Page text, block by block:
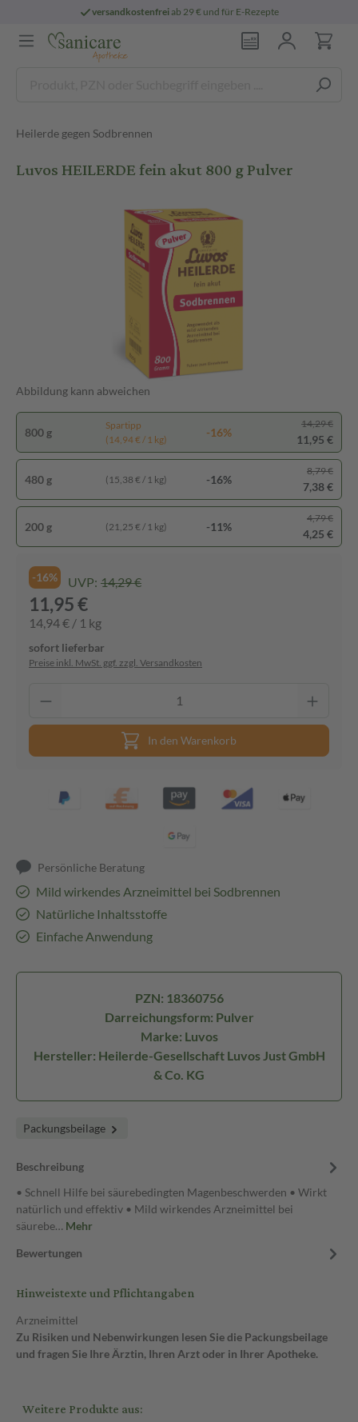
versandkostenfreiab 29 € und für E-Rezepte
Heilerde gegen Sodbrennen
Luvos HEILERDE fein akut 800 g Pulver
Abbildung kann abweichen
800 g
Spartipp
(14,94 € / 1 kg)
-16%
14,29 €
11,95 €
480 g (15,38 € / 1 kg) -16%
8,79 €
7,38 €
200 g (21,25 € / 1 kg) -11%
4,79 €
4,25 €
-16% UVP: 14,29 €
11,95 €
14,94 € / 1 kg
sofort lieferbar
Preise inkl. MwSt. ggf. zzgl. Versandkosten
In den Warenkorb
Persönliche Beratung
Mild wirkendes Arzneimittel bei Sodbrennen
Natürliche Inhaltsstoffe
Einfache Anwendung
PZN: 18360756
Darreichungsform: Pulver
Marke: Luvos
Hersteller: Heilerde-Gesellschaft Luvos Just GmbH
& Co. KG
Packungsbeilage
Beschreibung
• Schnell Hilfe bei säurebedingten Magenbeschwerden • Wirkt
natürlich und effektiv • Mild wirkendes Arzneimittel bei
säurebe… Mehr
Bewertungen
Hinweistexte und Pflichtangaben
Arzneimittel
Zu Risiken und Nebenwirkungen lesen Sie die Packungsbeilage
und fragen Sie Ihre Ärztin, Ihren Arzt oder in Ihrer Apotheke.
Weitere Produkte aus: